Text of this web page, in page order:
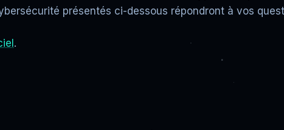
présentés ci-dessous répondront à vos
.